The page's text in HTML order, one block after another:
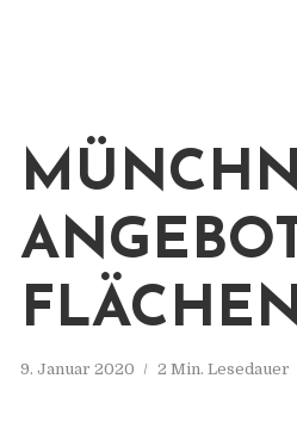
9. Januar 2020 2 Min. Lesedauer